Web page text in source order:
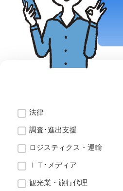
法律
調査･進出支援
ロジスティクス・運輸
ＩＴ･メディア
観光業・旅行代理